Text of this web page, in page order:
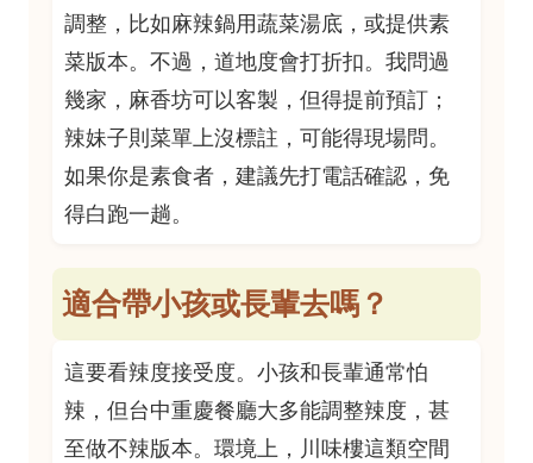
調整，比如麻辣鍋用蔬菜湯底，或提供素
菜版本。不過，道地度會打折扣。我問過
幾家，麻香坊可以客製，但得提前預訂；
辣妹子則菜單上沒標註，可能得現場問。
如果你是素食者，建議先打電話確認，免
得白跑一趟。
適合帶小孩或長輩去嗎？
這要看辣度接受度。小孩和長輩通常怕
辣，但台中重慶餐廳大多能調整辣度，甚
至做不辣版本。環境上，川味樓這類空間